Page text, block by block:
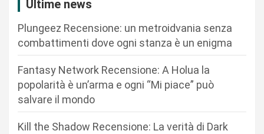
Ultime news
Plungeez Recensione: un metroidvania senza
combattimenti dove ogni stanza è un enigma
Fantasy Network Recensione: A Holua la
popolarità è un’arma e ogni “Mi piace” può
salvare il mondo
Kill the Shadow Recensione: La verità di Dark